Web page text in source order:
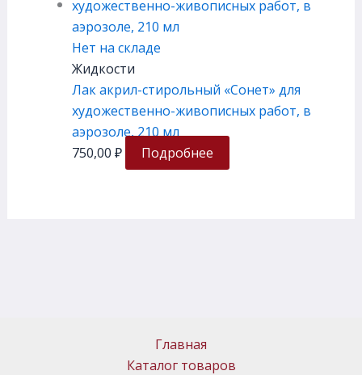
Нет на складе
Жидкости
Лак акрил-стирольный «Сонет» для
художественно-живописных работ, в
аэрозоле, 210 мл
750,00 ₽ Подробнее
Главная
Каталог товаров